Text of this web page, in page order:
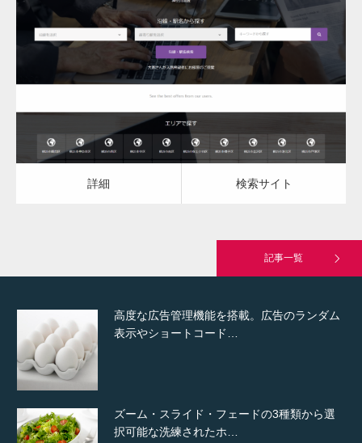
更新日： 2023.03.08
詳細 検索サイト
詳細 検索サイト
記事一覧
通常投稿
Hello world!
高度な広告管理機能を搭載。広告のランダム
表示やショートコード…
ズーム・スライド・フェードの3種類から選
択可能な洗練されたホ…